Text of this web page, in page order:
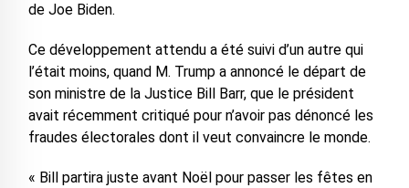
de Joe Biden.
Ce développement attendu a été suivi d’un autre qui
l’était moins, quand M. Trump a annoncé le départ de
son ministre de la Justice Bill Barr, que le président
avait récemment critiqué pour n’avoir pas dénoncé les
fraudes électorales dont il veut convaincre le monde.
« Bill partira juste avant Noël pour passer les fêtes en